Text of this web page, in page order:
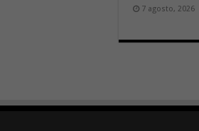
7 agosto, 2026